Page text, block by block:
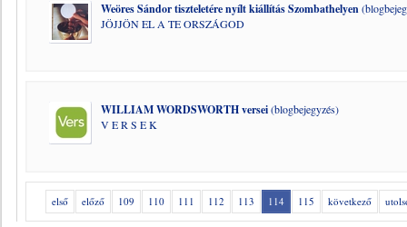
Weöres Sándor tiszteletére nyílt kiállítás Szombathelyen
JÖJJÖN EL A TE ORSZÁGOD
WILLIAM WORDSWORTH versei(blogbejegyzés)
V E R S E K
első előző 109 110 111 112 113 114 115 következő